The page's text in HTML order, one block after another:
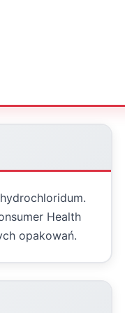
Health
opakowań.